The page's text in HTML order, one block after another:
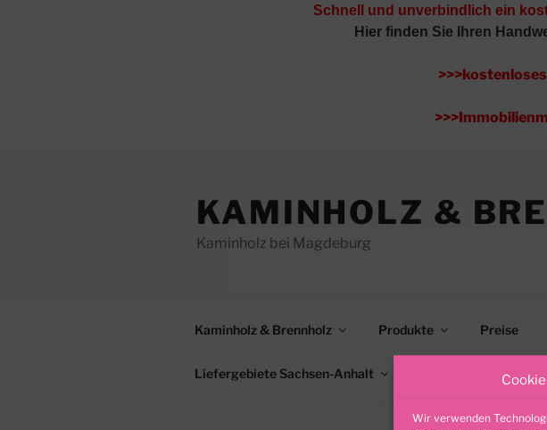
Wir verwenden
Schnell und unverbindlich ein
Hier finden Sie Ihren
KAMINHOLZ &
Kaminholz bei Magdeburg
Kaminholz & Brennholz Produkte Preise
Liefergebiete Sachsen-Anhalt